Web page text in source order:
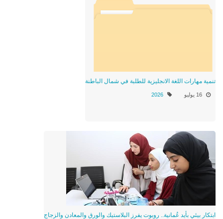
تنمية مهارات اللغة الانجليزية للطلبة في شمال الباطنة
16 يوليو 2026
ابتكار بيئي بأيد عُمانية.. روبوت يفرز البلاستيك والورق والمعادن والزجاج